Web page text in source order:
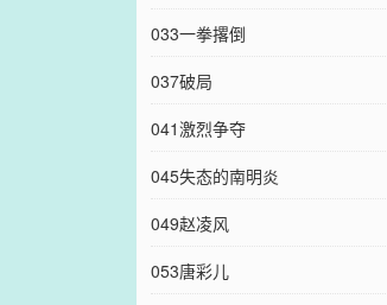
033一拳撂倒
037破局
041激烈争夺
045失态的南明炎
049赵凌风
053唐彩儿